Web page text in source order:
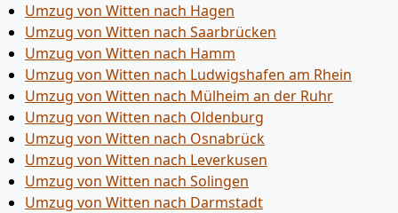
Umzug von Witten nach Hagen
Umzug von Witten nach Saarbrücken
Umzug von Witten nach Hamm
Umzug von Witten nach Ludwigshafen am Rhein
Umzug von Witten nach Mülheim an der Ruhr
Umzug von Witten nach Oldenburg
Umzug von Witten nach Osnabrück
Umzug von Witten nach Leverkusen
Umzug von Witten nach Solingen
Umzug von Witten nach Darmstadt